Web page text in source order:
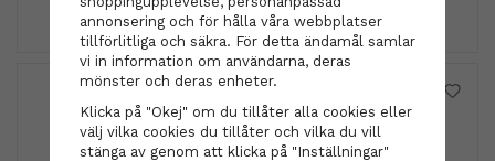
INFO KÖP
annonsering och för hålla våra webbplatser
tillförlitliga och säkra. För detta ändamål samlar
vi in information om användarna, deras
mönster och deras enheter.
Klicka på "Okej" om du tillåter alla cookies eller
välj vilka cookies du tillåter och vilka du vill
stänga av genom att klicka på "Inställningar"